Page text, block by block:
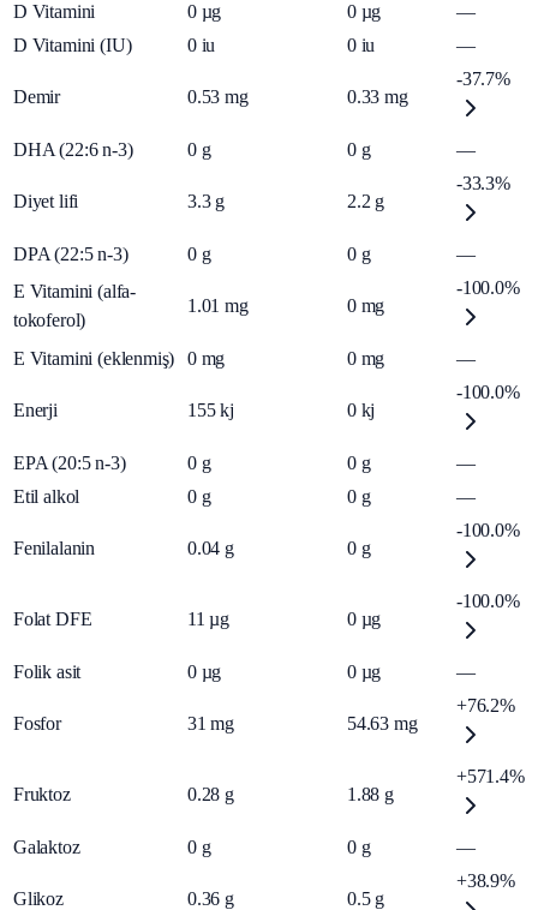
D Vitamini 0 µg 0 µg
—
D Vitamini (IU)
0 iu 0 iu —
Demir 0.53 mg 0.33 mg
-37.7%
DHA (22:6 n-3) 0 g 0 g —
Diyet lifi 3.3 g 2.2 g
-33.3%
DPA (22:5 n-3) 0 g 0 g
—
E Vitamini (alfa-
tokoferol)
1.01 mg 0 mg
-100.0%
E Vitamini (eklenmiş) 0 mg 0 mg —
Enerji 155 kj 0 kj
-100.0%
EPA (20:5 n-3) 0 g 0 g
—
Etil alkol
0 g 0 g —
Fenilalanin 0.04 g 0 g
-100.0%
Folat DFE 11 µg 0 µg
-100.0%
Folik asit 0 µg 0 µg —
Fosfor 31 mg 54.63 mg
+76.2%
Fruktoz 0.28 g 1.88 g
+571.4%
Galaktoz 0 g 0 g —
Glikoz 0.36 g 0.5 g
+38.9%